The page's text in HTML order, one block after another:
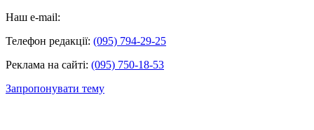
Наш e-mail:
Телефон редакції: (095) 794-29-25
Реклама на сайті: (095) 750-18-53
Запропонувати тему